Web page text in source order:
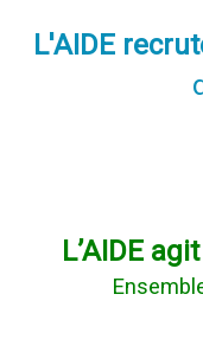
L'AIDE
L’AIDE